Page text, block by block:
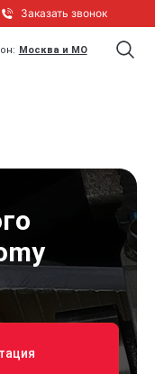
Заказать звонок
Москва и МО